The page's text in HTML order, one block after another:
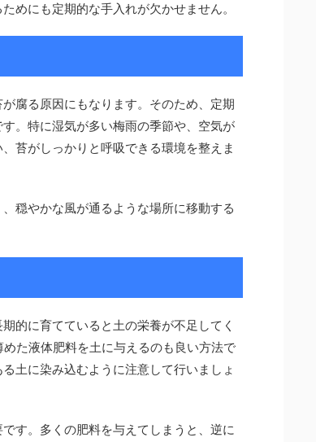
めにも定期的な手入れが欠かせません。
腐る原因にもなります。そのため、定期
。特に湿気が多い梅雨の季節や、空気が
苔がしっかりと呼吸できる環境を整えま
穏やかな風が通るような場所に移動する
的に育てていると土の栄養が不足してく
た液体肥料を土に与えるのも良い方法で
土に染み込むように注意して行いましょ
す。多くの肥料を与えてしまうと、逆に